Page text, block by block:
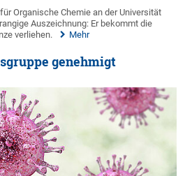
Organische Chemie an der Universität
Auszeichnung: Er bekommt die
verliehen.
Mehr
genehmigt